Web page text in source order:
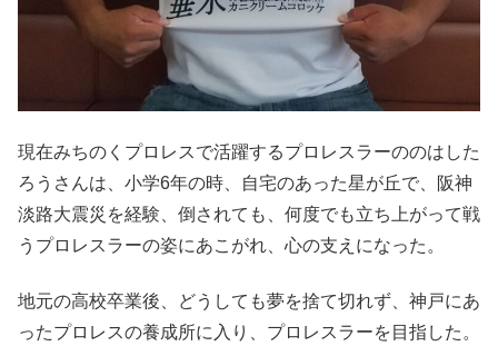
現在みちのくプロレスで活躍するプロレスラーののはした
ろうさんは、小学6年の時、自宅のあった星が丘で、阪神
淡路大震災を経験、倒されても、何度でも立ち上がって戦
うプロレスラーの姿にあこがれ、心の支えになった。
地元の高校卒業後、どうしても夢を捨て切れず、神戸にあ
ったプロレスの養成所に入り、プロレスラーを目指した。